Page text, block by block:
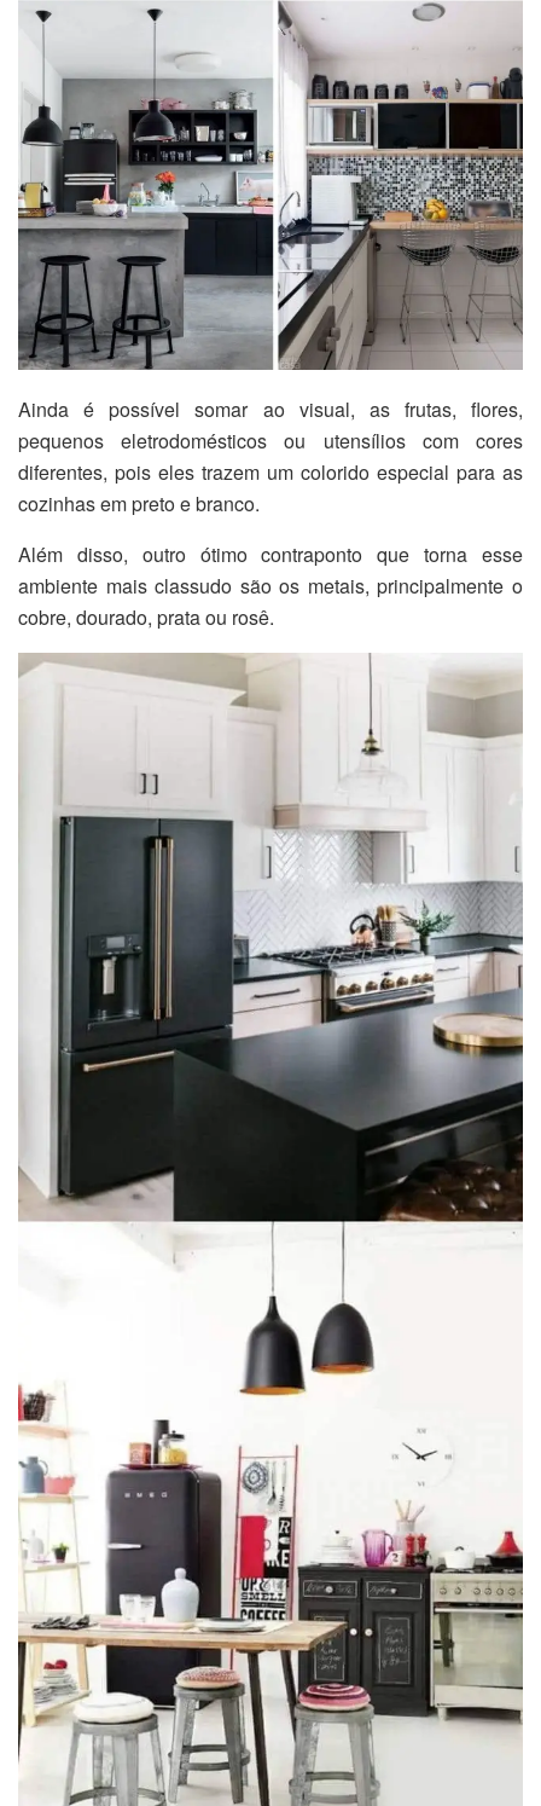
Ainda é possível somar ao visual, as frutas, flores,
pequenos eletrodomésticos ou utensílios com cores
diferentes, pois eles trazem um colorido especial para as
cozinhas em preto e branco.
Além disso, outro ótimo contraponto que torna esse
ambiente mais classudo são os metais, principalmente o
cobre, dourado, prata ou rosê.